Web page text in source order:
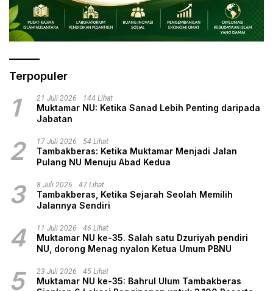
Terpopuler
1 21 Juli 2026 144 Lihat
Muktamar NU: Ketika Sanad Lebih Penting daripada
Jabatan
2 17 Juli 2026 54 Lihat
Tambakberas: Ketika Muktamar Menjadi Jalan
Pulang NU Menuju Abad Kedua
3 8 Juli 2026 47 Lihat
Tambakberas, Ketika Sejarah Seolah Memilih
Jalannya Sendiri
4 11 Juli 2026 46 Lihat
Muktamar NU ke-35. Salah satu Dzuriyah pendiri
NU, dorong Menag nyalon Ketua Umum PBNU
5 23 Juli 2026 45 Lihat
Muktamar NU ke-35: Bahrul Ulum Tambakberas